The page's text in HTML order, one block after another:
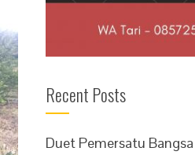
Recent Posts
Duet Pemersatu